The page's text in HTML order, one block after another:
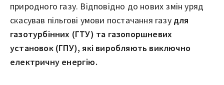
природного газу. Відповідно до нових змін уряд
скасував пільгові умови постачання газу для
газотурбінних (ГТУ) та газопоршневих
установок (ГПУ), які виробляють виключно
електричну енергію.